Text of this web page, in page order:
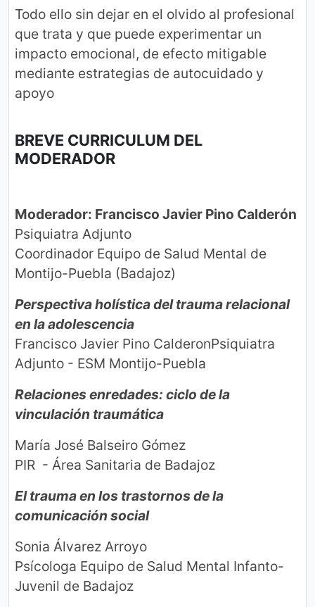
Todo ello sin dejar en el olvido al profesional
que trata y que puede experimentar un
impacto emocional, de efecto mitigable
mediante estrategias de autocuidado y
apoyo
BREVE CURRICULUM DEL
MODERADOR
Moderador: Francisco Javier Pino Calderón
Psiquiatra Adjunto
Coordinador Equipo de Salud Mental de
Montijo-Puebla (Badajoz)
Perspectiva holística del trauma relacional
en la adolescencia
Francisco Javier Pino CalderonPsiquiatra
Adjunto - ESM Montijo-Puebla
Relaciones enredades: ciclo de la
vinculación traumática
María José Balseiro Gómez
PIR - Área Sanitaria de Badajoz
El trauma en los trastornos de la
comunicación social
Sonia Álvarez Arroyo
Psícologa Equipo de Salud Mental Infanto-
Juvenil de Badajoz